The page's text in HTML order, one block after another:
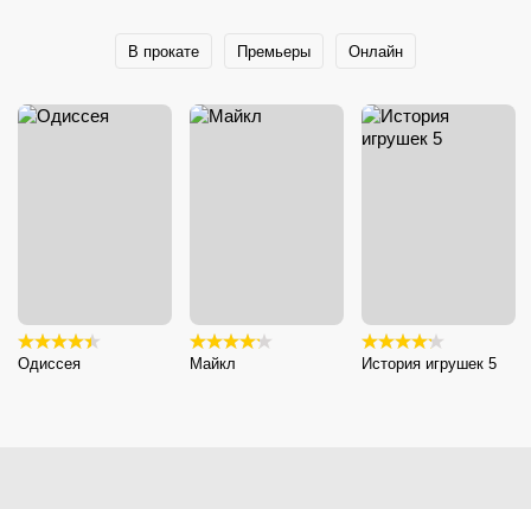
В прокате Премьеры Онлайн
Одиссея Майкл История игрушек 5